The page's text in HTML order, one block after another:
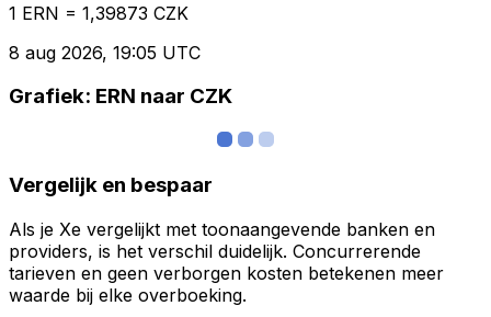
1 ERN = 1,39873 CZK
8 aug 2026, 19:05 UTC
Grafiek: ERN naar CZK
Vergelijk en bespaar
Als je Xe vergelijkt met toonaangevende banken en
providers, is het verschil duidelijk. Concurrerende
tarieven en geen verborgen kosten betekenen meer
waarde bij elke overboeking.